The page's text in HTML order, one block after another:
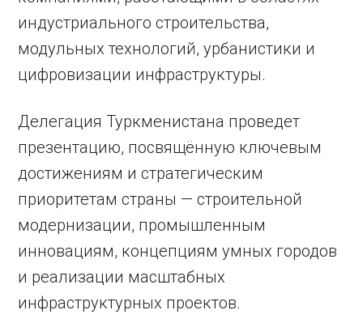
индустриального строительства,
модульных технологий, урбанистики и
цифровизации инфраструктуры.
Делегация Туркменистана проведет
презентацию, посвящённую ключевым
достижениям и стратегическим
приоритетам страны — строительной
модернизации, промышленным
инновациям, концепциям умных городов
и реализации масштабных
инфраструктурных проектов.